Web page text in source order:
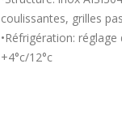
coulissantes, grilles
•Réfrigération:
+4°c/12°c